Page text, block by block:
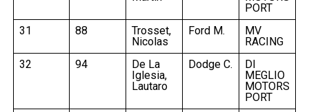
PORT
31
88
Trosset,
Nicolas
Ford M.
MV
RACING
32
94
De La
Iglesia,
Lautaro
Dodge C.
DI
MEGLIO
MOTORS
PORT